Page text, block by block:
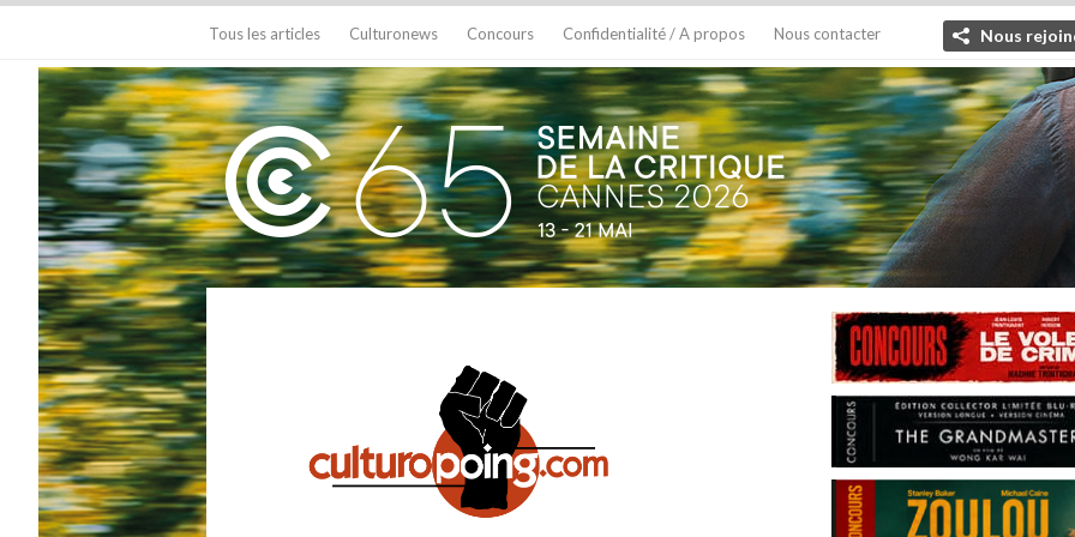
Tous les articles Culturonews Concours Confidentialité / A propos Nous contacter Nous